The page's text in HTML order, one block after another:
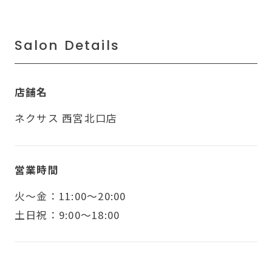
Salon Details
店舗名
ネクサス 西宮北口店
営業時間
火〜金：11:00～20:00
土日祝：9:00～18:00